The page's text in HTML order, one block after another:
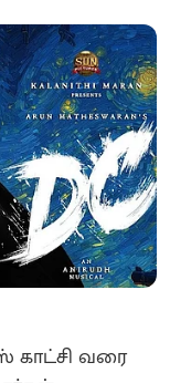
காட்சி வரை